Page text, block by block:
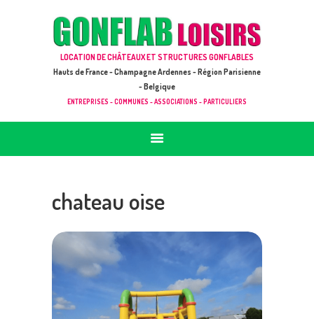
LOCATION DE CHÂTEAUX ET STRUCTURES GONFLABLES
Hauts de France - Champagne Ardennes - Région Parisienne
- Belgique
ENTREPRISES - COMMUNES - ASSOCIATIONS - PARTICULIERS
GONFLAB LOISIRS
ACCUEIL
JEUX À LOUER & PRESTATIONS
CATALOGUE / TARIF
DEMANDE DE DEVIS (SOUS 24H)
chateau oise